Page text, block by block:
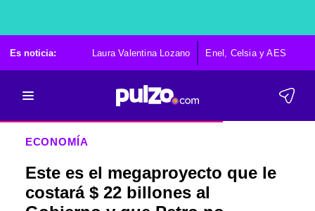
Es noticia: Laura Valentina Lozano Enel, Celsia y AES
ECONOMÍA
Este es el megaproyecto que le
costará $ 22 billones al